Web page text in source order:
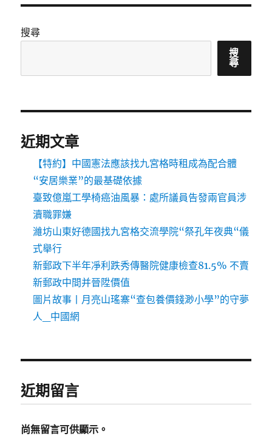
搜尋
搜
尋
近期文章
【特約】中國憲法應該找九宮格時租成為配合體
“安居樂業”的最基礎依據
臺致億嵐工學椅癌油風暴：處所議員告發兩官員涉
瀆職罪嫌
濰坊山東好德國找九宮格交流學院“祭孔年夜典“儀
式舉行
新郵政下半年凈利跌秀傳醫院健康檢查81.5% 不賣
新郵政中間并晉陞價值
圖片故事丨月亮山瑤寨“查包養價錢渺小學”的守夢
人_中國網
近期留言
尚無留言可供顯示。